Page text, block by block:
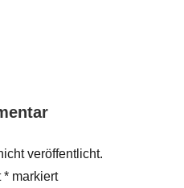
veröffentlicht.
* markiert